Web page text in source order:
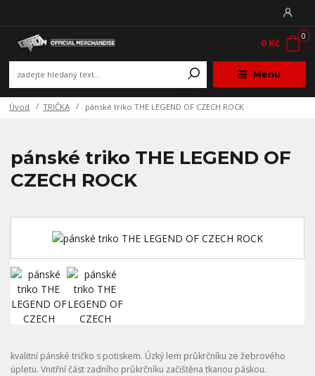
Menu
0
0 Kč
Úvod TRIČKA pánské triko THE LEGEND OF CZECH ROCK
pánské triko THE LEGEND OF
CZECH ROCK
kvalitní pánské tričko s potiskem. Úzký lem průkrčníku ze žebrového
úpletu. Vnitřní část zadního průkrčníku začištěna tkanou páskou.